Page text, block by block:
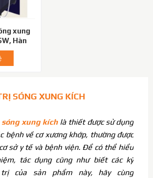
xung
Hàn
SÓNG XUNG KÍCH
xung kích là thiết được sử dụng
bệnh về cơ xương khớp, thường được
sở y tế và bệnh viện. Để có thể hiểu
tác dụng cũng như biết các kỹ
của sản phẩm này, hãy cùng